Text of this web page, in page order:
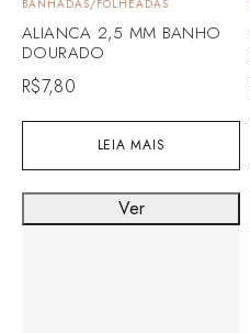
LEIA MAIS
BANHADAS/FOLHEADAS
ALIANCA 2,5 MM BANHO
DOURADO
R$7,80
Ver